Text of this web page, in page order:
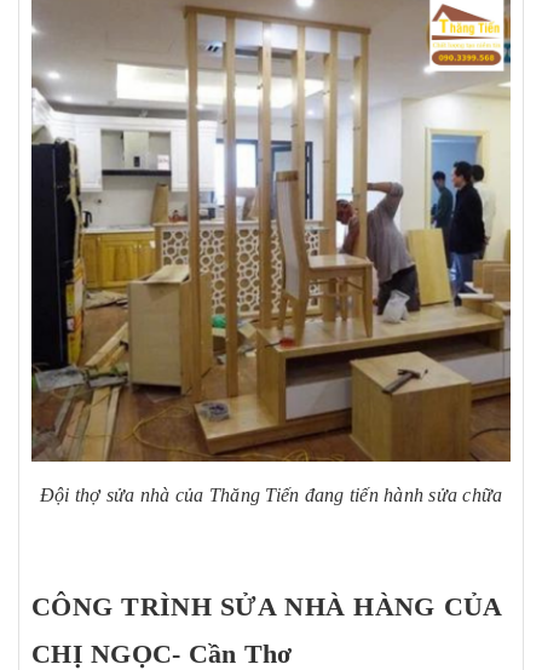
Đội thợ sửa nhà của Thăng Tiến đang tiến hành sửa chữa
CÔNG TRÌNH SỬA NHÀ HÀNG CỦA
CHỊ NGỌC- Cần Thơ